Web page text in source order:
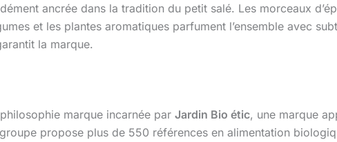
ancrée dans la tradition du petit salé. Les morceaux
et les plantes aromatiques parfument l’ensemble avec
la marque.
marque incarnée par Jardin Bio étic, une marque
propose plus de 550 références en alimentation